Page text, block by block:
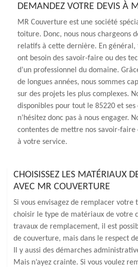
DEMANDEZ VOTRE DEVIS À
MR Couverture est une société
toiture. Donc, nous nous chargeons
relatifs à cette dernière. En
ont besoin des savoir-faire ou des
d’un professionnel du domaine.
de longues années, nous sommes
sur des projets les plus complexes.
disponibles pour tout le 85220 et ses
n’hésitez donc pas à nous engager.
contentes de mettre nos savoir-
à votre service.
CHOISISSEZ LES MATÉRIAUX
AVEC MR COUVERTURE
Si vous envisagez de remplacer votre
choisir le type de matériaux de votre
travaux de remplacement, il est
de couverture, mais dans le respect
Il y aussi des démarches
Mais n’ayez crainte. Si vous voulez